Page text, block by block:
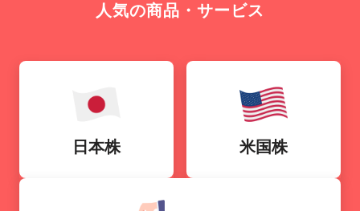
人気の商品・サービス
日本株 米国株